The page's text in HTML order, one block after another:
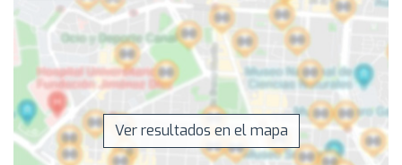
Ver resultados en el mapa